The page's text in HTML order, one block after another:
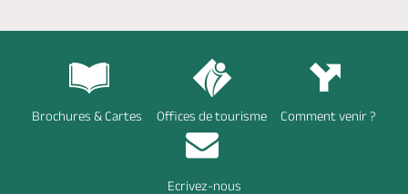
Brochures & Cartes Offices de tourisme Comment venir ?
Ecrivez-nous